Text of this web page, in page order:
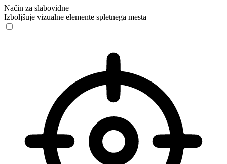
Način za slabovidne
Izboljšuje vizualne elemente spletnega mesta